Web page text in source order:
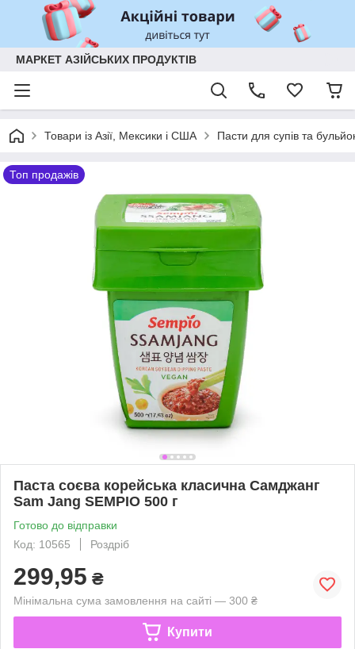
МАРКЕТ АЗІЙСЬКИХ ПРОДУКТІВ
Товари із Азії, Мексики і США Пасти для супів та
Топ продажів
Паста соєва корейська класична Самджанг
Sam Jang SEMPIO 500 г
Готово до відправки
Код: 10565
Роздріб
299,95 ₴
Мінімальна сума замовлення на сайті — 300 ₴
Купити